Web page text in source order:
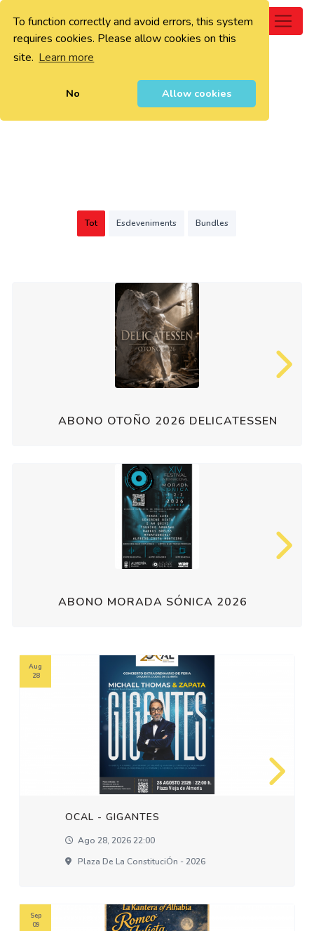
To function correctly and avoid errors, this system
requires cookies. Please allow cookies on this
site. Learn more
No Allow cookies
0
Tot Esdeveniments Bundles
ABONO OTOÑO 2026 DELICATESSEN
ABONO MORADA SÓNICA 2026
OCAL - GIGANTES
Ago 28, 2026 22:00
Plaza De La ConstituciÓn - 2026
Aug
28
Sep
09